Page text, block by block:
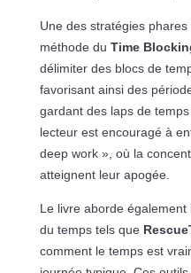
Une des stratégies
méthode du Time
délimiter des blocs de
favorisant ainsi des
gardant des laps de
lecteur est encouragé à
deep work », où la
atteignent leur apogée.
Le livre aborde également
du temps tels que
comment le temps est